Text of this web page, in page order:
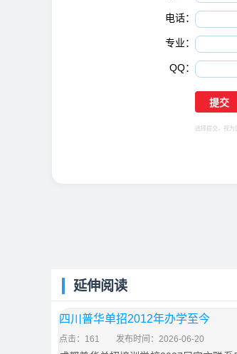
电话：
专业：
QQ：
选择提交，视为
延伸阅读
四川普华单招2012年办学至今
点击：161 发布时间：2026-06-20